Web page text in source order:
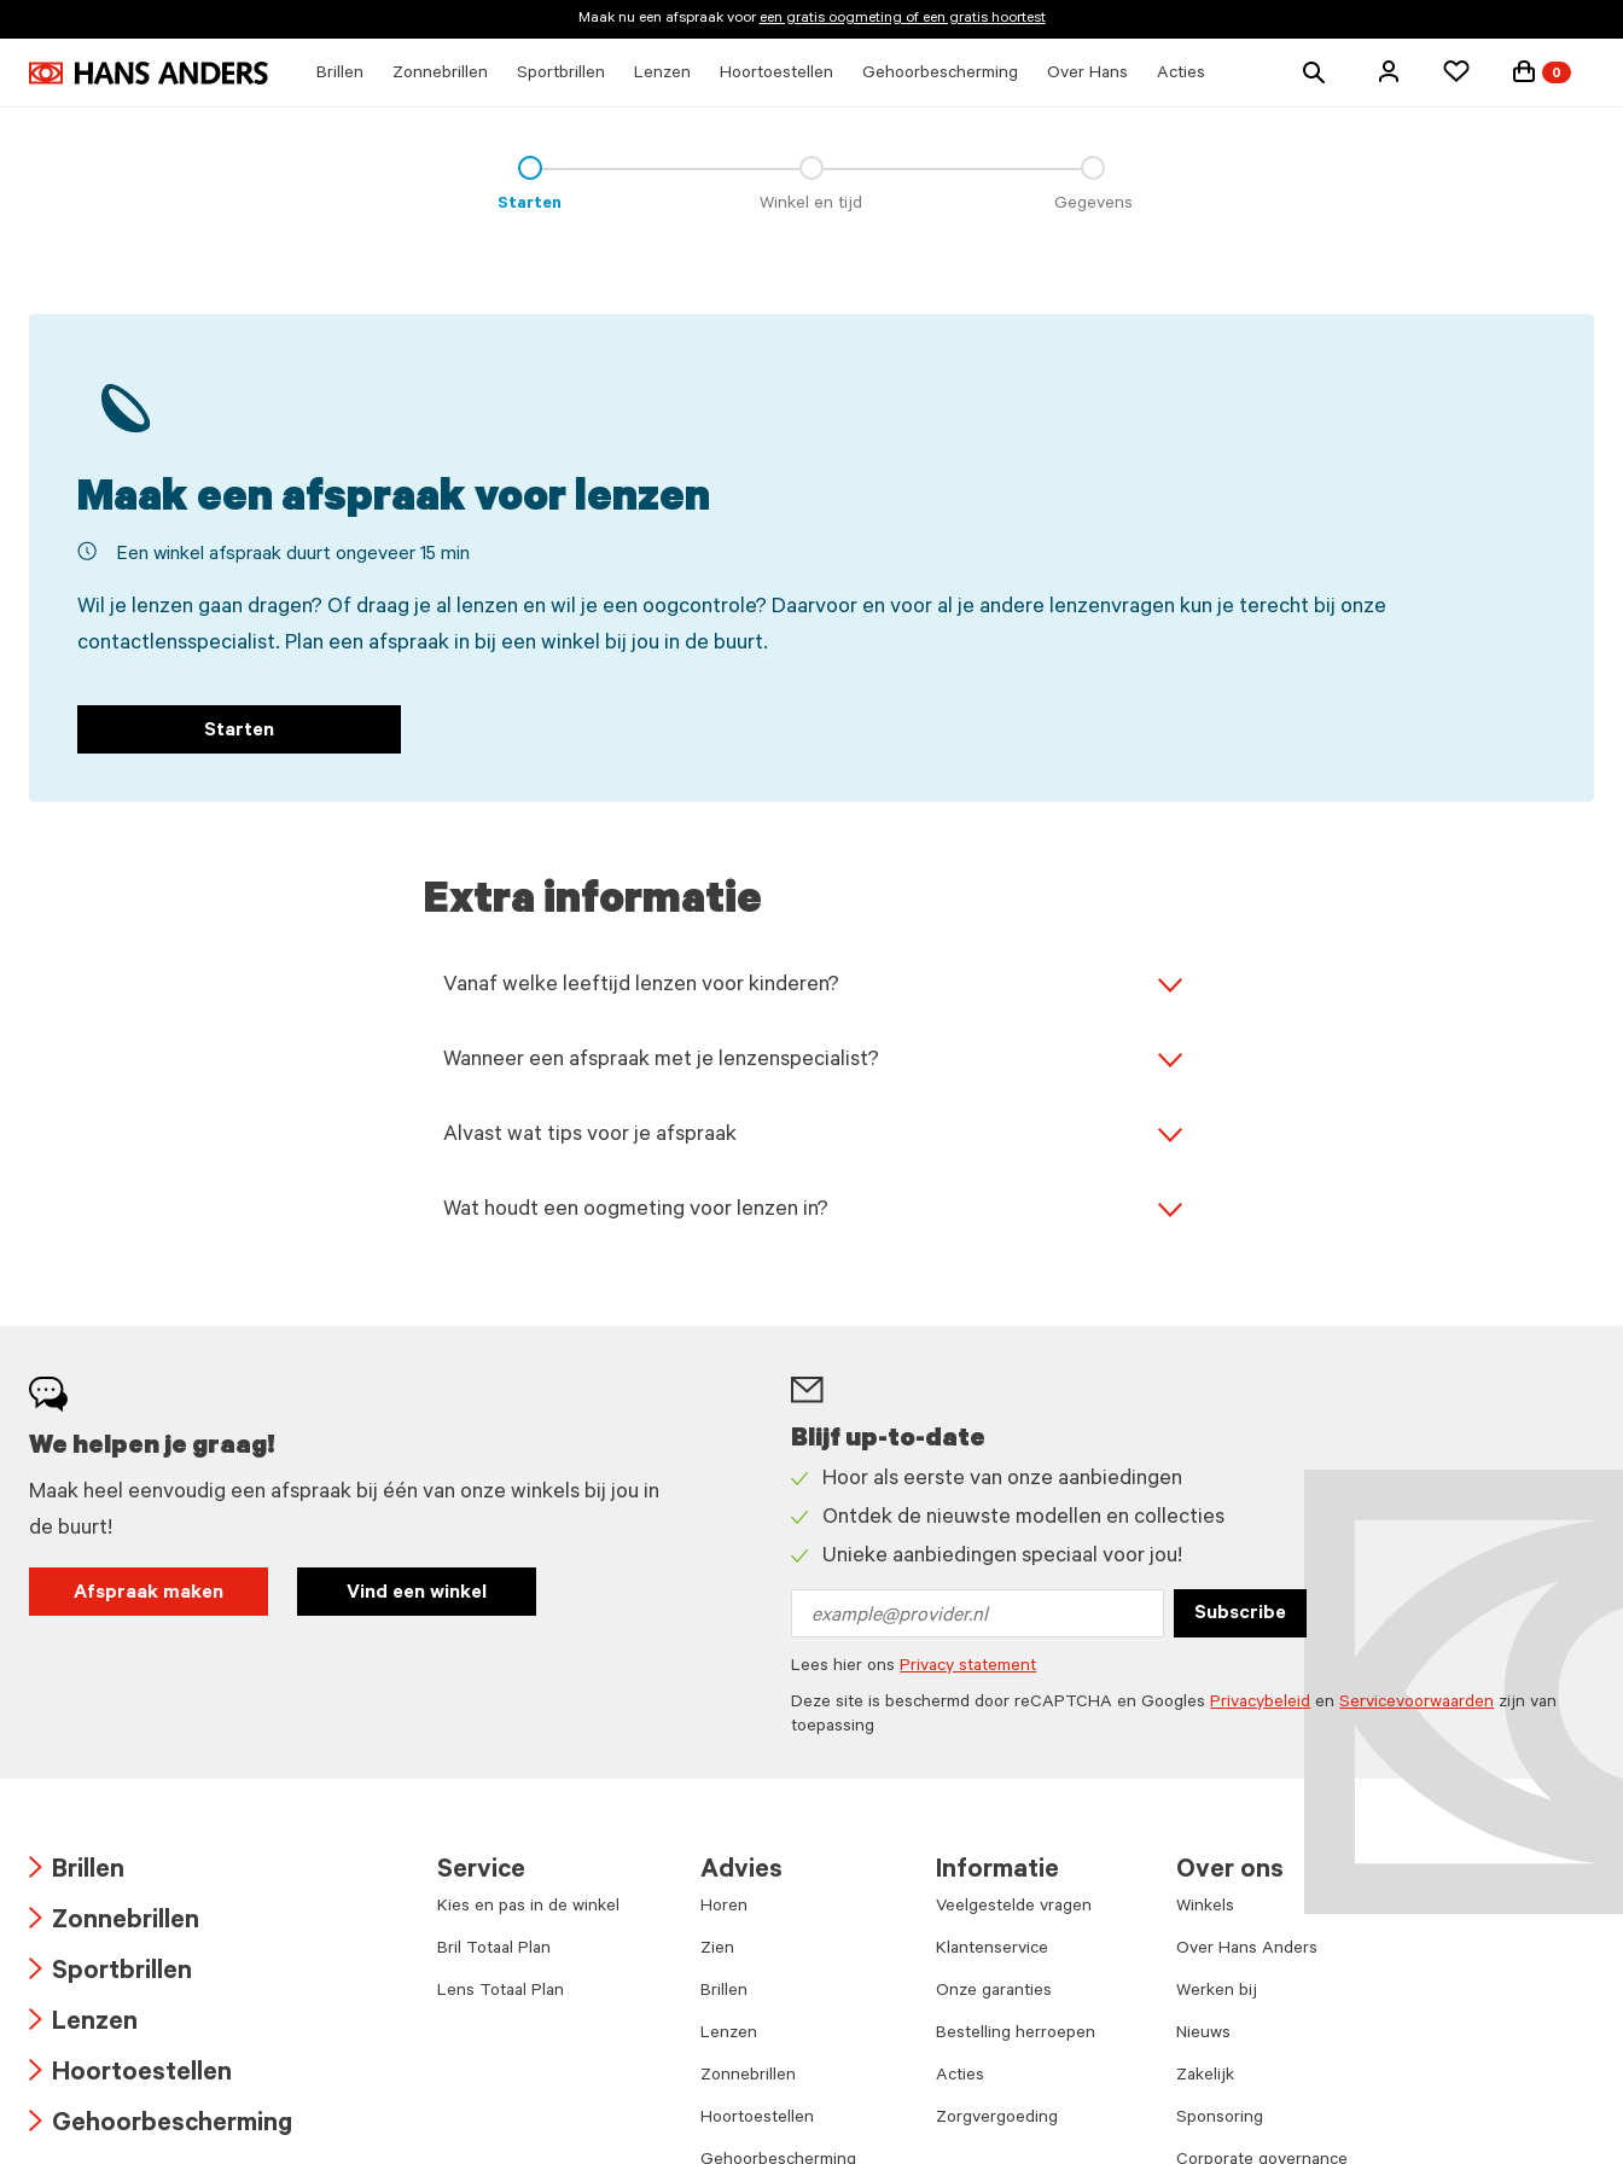
Maak nu een afspraak vooreen gratis oogmeting of een gratis hoortest
Brillen Zonnebrillen Sportbrillen Lenzen Hoortoestellen Gehoorbescherming Over Hans Acties
Zoek
0
Starten Winkel en tijd Gegevens
Maak een afspraak voor lenzen
Een winkel afspraak duurt ongeveer 15 min
Wil je lenzen gaan dragen? Of draag je al lenzen en wil je een oogcontrole? Daarvoor en voor al je andere lenzenvragen kun je terecht bij onze
contactlensspecialist. Plan een afspraak in bij een winkel bij jou in de buurt.
Starten
Extra informatie
Vanaf welke leeftijd lenzen voor kinderen?
Wanneer een afspraak met je lenzenspecialist?
Alvast wat tips voor je afspraak
Wat houdt een oogmeting voor lenzen in?
We helpen je graag!
Maak heel eenvoudig een afspraak bij één van onze winkels bij jou in
de buurt!
Afspraak maken Vind een winkel
Blijf up-to-date
icon
Hoor als eerste van onze aanbiedingen
icon
Ontdek de nieuwste modellen en collecties
Unieke aanbiedingen speciaal voor jou!
address
Subscribe
Lees hier onsPrivacy statement
Deze site is beschermd door reCAPTCHA en GooglesPrivacybeleidenServicevoorwaardenzijn van
toepassing
icon
Brillen
icon
Zonnebrillen
icon
Sportbrillen
icon
Lenzen
icon
Hoortoestellen
Gehoorbescherming
Service
Kies en pas in de winkel
Bril Totaal Plan
Lens Totaal Plan
Advies
Horen
Zien
Brillen
Lenzen
Zonnebrillen
Hoortoestellen
Informatie
Veelgestelde vragen
Klantenservice
Onze garanties
Bestelling herroepen
Acties
Zorgvergoeding
Over ons
Winkels
Over Hans Anders
Werken bij
Nieuws
Zakelijk
Sponsoring